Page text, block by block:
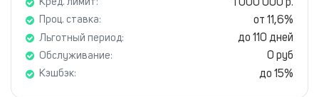
Кред. лимит: 1 000 000 р.
Проц. ставка: от 11,6%
Льготный период: до 110 дней
Обслуживание: 0 руб
Кэшбэк: до 15%